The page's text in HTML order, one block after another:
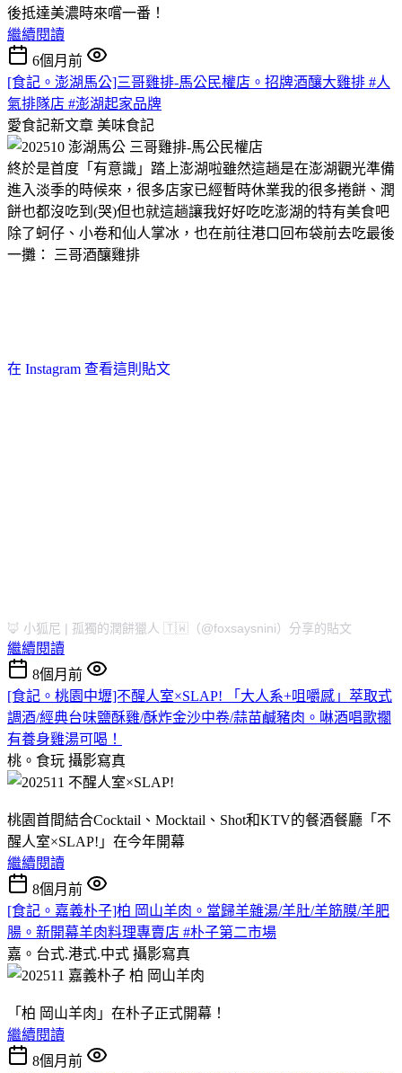
後抵達美濃時來嚐一番！
繼續閱讀
6個月前
[食記。澎湖馬公]三哥雞排-馬公民權店。招牌酒釀大雞排 #人
氣排隊店 #澎湖起家品牌
愛食記新文章 美味食記
終於是首度「有意識」踏上澎湖啦雖然這趟是在澎湖觀光準備
進入淡季的時候來，很多店家已經暫時休業我的很多捲餅、潤
餅也都沒吃到(哭)但也就這趟讓我好好吃吃澎湖的特有美食吧
除了蚵仔、小卷和仙人掌冰，也在前往港口回布袋前去吃最後
一攤： 三哥酒釀雞排
在 Instagram 查看這則貼文
🦊 小狐尼 | 孤獨的潤餅獵人 🇹🇼（@foxsaysnini）分享的貼文
繼續閱讀
8個月前
[食記。桃園中壢]不醒人室×SLAP! 「大人系+咀嚼感」萃取式
調酒/經典台味鹽酥雞/酥炸金沙中卷/蒜苗鹹豬肉。啉酒唱歌擱
有養身雞湯可喝！
桃。食玩 攝影寫真
桃園首間結合Cocktail、Mocktail、Shot和KTV的餐酒餐廳「不
醒人室×SLAP!」在今年開幕
繼續閱讀
8個月前
[食記。嘉義朴子]柏 岡山羊肉。當歸羊雜湯/羊肚/羊筋膜/羊肥
腸。新開幕羊肉料理專賣店 #朴子第二市場
嘉。台式.港式.中式 攝影寫真
「柏 岡山羊肉」在朴子正式開幕！
繼續閱讀
8個月前